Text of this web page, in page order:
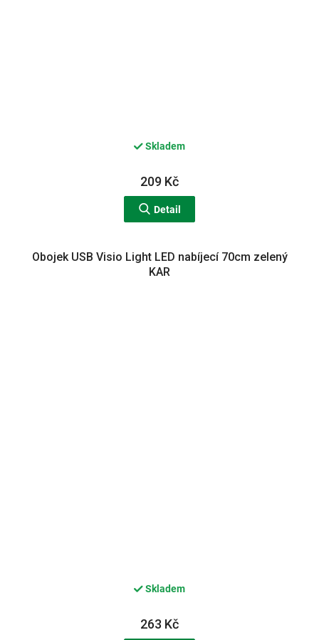
Skladem
209 Kč
Detail
Obojek USB Visio Light LED nabíjecí 70cm zelený
KAR
Skladem
263 Kč